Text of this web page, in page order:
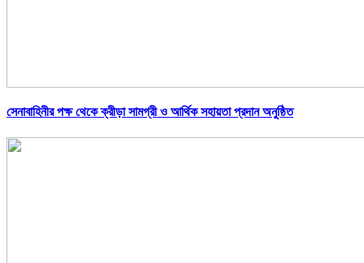
সেনাবাহিনীর পক্ষ থেকে ক্রীড়া সামগ্রী ও আর্থিক সহায়তা প্রদান অনুষ্ঠিত